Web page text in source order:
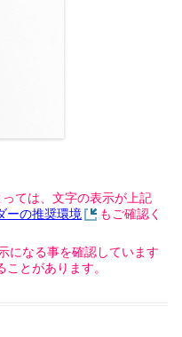
ては、文字の表示が上記
ーの推奨環境
もご確認く
になる事を確認しています
とがあります。